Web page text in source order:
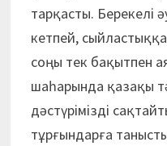
тарқасты. Берекелі
кетпей,
соңы тек бақытпен
шаһарында қазақы
дәстүрімізді
тұрғындарға